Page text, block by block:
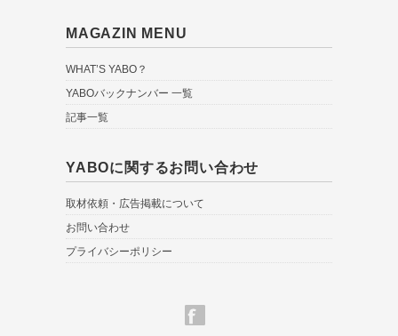
MAGAZIN MENU
WHAT’S YABO？
YABOバックナンバー 一覧
記事一覧
YABOに関するお問い合わせ
取材依頼・広告掲載について
お問い合わせ
プライバシーポリシー